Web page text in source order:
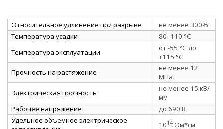
Относительное удлинение при разрыве
не менее 300%
Температура усадки
80–110 °C
Температура эксплуатации
от -55 °C до
+115 °C
Прочность на растяжение
не менее 12
МПа
Электрическая прочность
не менее 15 кВ/
мм
Рабочее напряжение
до 690 В
Удельное объемное электрическое
1014 Ом*см